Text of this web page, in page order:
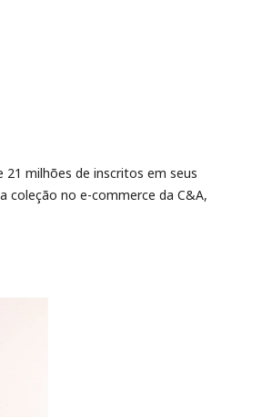
21 milhões de inscritos em seus
coleção no e-commerce da C&A,